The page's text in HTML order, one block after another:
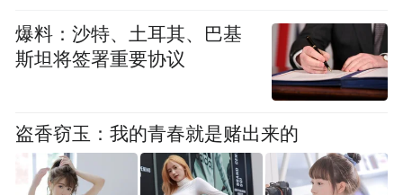
爆料：沙特、土耳其、巴基
斯坦将签署重要协议
盗香窃玉：我的青春就是赌出来的